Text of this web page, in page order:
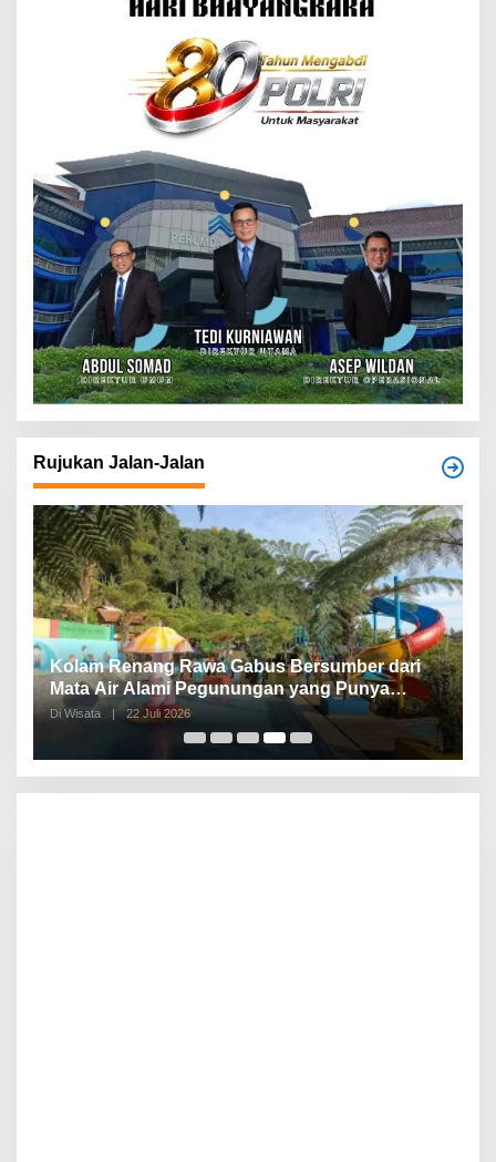
Rujukan Jalan-Jalan
Kolam Renang Rawa Gabus Bersumber dari
Mata Air Alami Pegunungan yang Punya
Pemandangan Langsung di Alam dan
Di Wisata 22 Juli 2026